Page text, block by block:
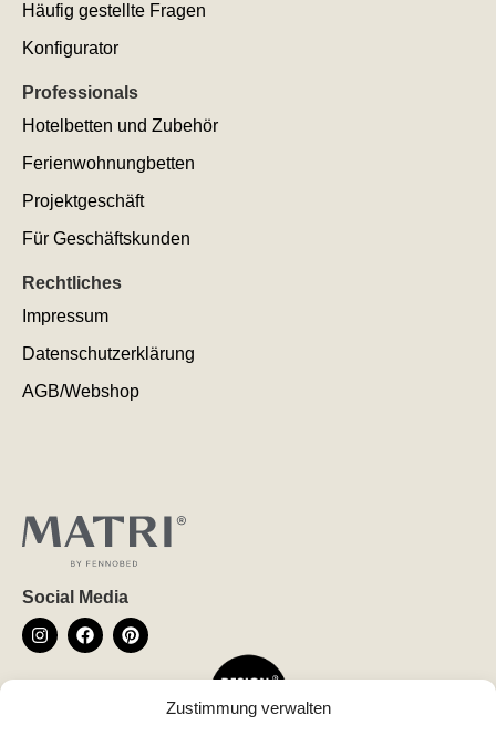
Zustimmung verwalten
Häufig gestellte Fragen
Konfigurator
Professionals
Hotelbetten und Zubehör
Ferienwohnungbetten
Projektgeschäft
Für Geschäftskunden
Rechtliches
Impressum
Datenschutzerklärung
AGB/Webshop
Social Media